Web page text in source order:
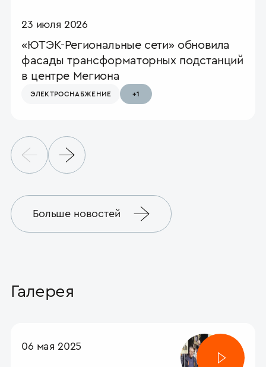
23 июля 2026
«ЮТЭК-Региональные сети» обновила
фасады трансформаторных подстанций
в центре Мегиона
ЭЛЕКТРО­СНАБЖЕНИЕ +1
Больше новостей
Галерея
06 мая 2025